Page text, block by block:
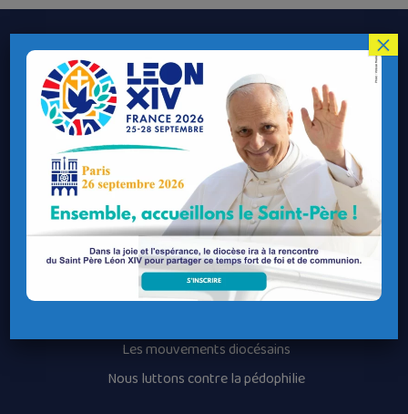
Le Diocèse de Quimper et Léon
Contacter le Diocèse
Contacter ma Paroisse
Contacter un service
Contacter une permanence
Recrutement
Horaires des messes
Nos paroisses
Les mouvements diocésains
Nous luttons contre la pédophilie
×